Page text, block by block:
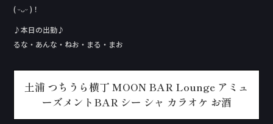
( ᵕᴗᵕ )！
♪本日の出勤♪
るな・あんな・ねお・まる・まお
土浦 つちうら横丁 MOON BAR Lounge アミュ
ーズメントBAR シー シャ カラオケ お酒